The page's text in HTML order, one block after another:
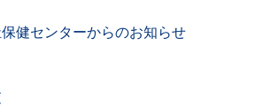
健センターからのお知らせ